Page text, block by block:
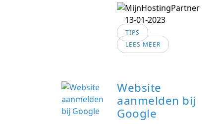
13-01-2023
TIPS
LEES MEER
Website
aanmelden bij
Google